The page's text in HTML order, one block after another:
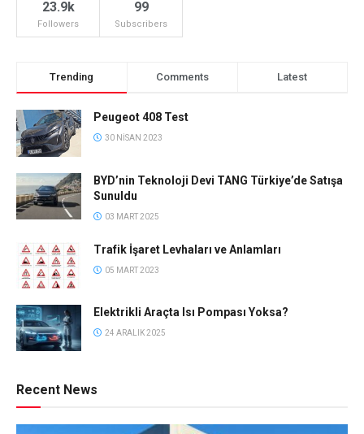
23.9k
Followers
99
Subscribers
Trending Comments Latest
Peugeot 408 Test
30 NISAN 2023
BYD’nin Teknoloji Devi TANG Türkiye’de Satışa
Sunuldu
03 MART 2025
Trafik İşaret Levhaları ve Anlamları
05 MART 2023
Elektrikli Araçta Isı Pompası Yoksa?
24 ARALIK 2025
Recent News